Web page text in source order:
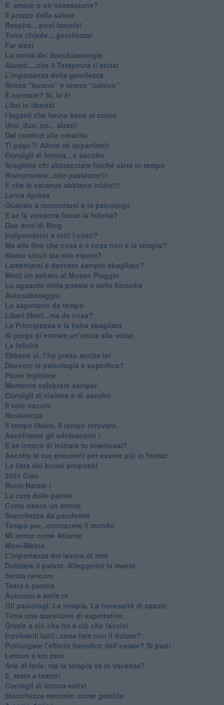
​E’ amore o un’ossessione?
​Il prezzo della salute
​Respira... puoi farcela!
​Tutto chiede... gentilezza!
​Far west
​La storia dei Succhiaenergie
​Aiutati….che il Terapeuta ti aiuta!
​L’importanza della gentilezza
​Stress “buono” e stress “cattivo”
​È normale? Sì, lo è!
​Libri in libertà!
​I legami che fanno bene al cuore
Uno, due, tre... alzati!​
​Dal comfort alla crescita
​Ti pago?! Allora mi appartieni!​
​Consigli di lettura…e ascolto
​Scegliete chi abbracciare finché siete in tempo
​Ristrutturare...che passione!!!
​E che le vacanze abbiano inizio!!!
​Lenta ripresa
​Quando a raccontarsi è lo psicologo
​E se la vendetta fosse la felicità?
​Due anni di Blog
​Indipendenti a tutti i costi?
​Ma alla fine che cosa è e cosa non è la terapia?
​Siamo sicuri sia mio nipote?
​Lamentarsi è davvero sempre sbagliato?
​Metti un sabato al Museo Piaggio
​Lo sguardo della poesia e della filosofia
Autosabotaggio
​Lo aspettavo da tempo
​Liberi liberi...ma da cosa?
​La Principessa e la fiaba sbagliata
Si prega di entrare un’ansia alla volta!
​La felicità
​Ebbene sì, l’ho preso anche io!
​Davvero la psicologia è superflua?
Paure legittime
​Memento celebrare semper
​Consigli di visione e di ascolto
​Il velo oscuro
Resistenza
​Il tempo libero. Il tempo ritrovato.
Ascoltiamo gli adolescenti !
​E se invece di iniziare tu smettessi?
​Ascolta le tue emozioni per essere più in forma!
​La lista dei buoni propositi
2021 Ciao
Buon Natale !
​La cura delle parole
​Come nasce un amore
Stanchezza da pandemia
​Tempo per...conoscere il mondo
​Mi sento come Atlante
​Movi-Mente
​L’importanza del lavoro di rete
​Deliziare il palato. Alleggerire la mente.
​Senza rancore
​Testa e pancia
​Autunno e serie tv
​Gli psicologi. La terapia. La necessità di spazio
​Tutta una questione di aspettative.
​Grazie a ciò che ho e ciò che faccio!
​Inevitabili lutti...cosa fare con il dolore?
Prolungare l’effetto benefico dell’estate? Si può!
​Letture a km zero
​Aria di ferie: ma la terapia va in vacanza?
​E_state a teatro!
​Consigli di lettura estivi
​Stanchezza mentale: come gestirla